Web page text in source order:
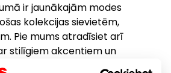
ir jaunākajām modes
kolekcijas sievietēm,
Pie mums atradīsiet arī
stilīgiem akcentiem un